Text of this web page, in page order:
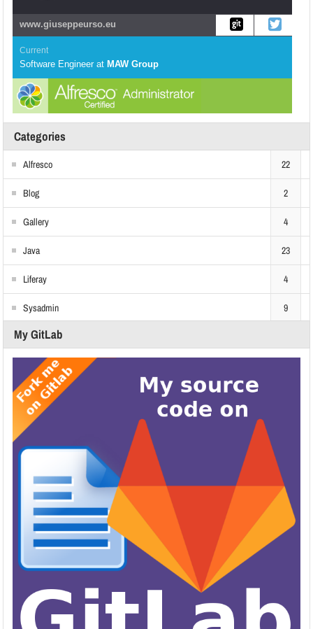
www.giuseppeurso.eu
Current
Software Engineer at MAW Group
Categories
Alfresco 22
Blog 2
Gallery 4
Java 23
Liferay 4
Sysadmin 9
My GitLab